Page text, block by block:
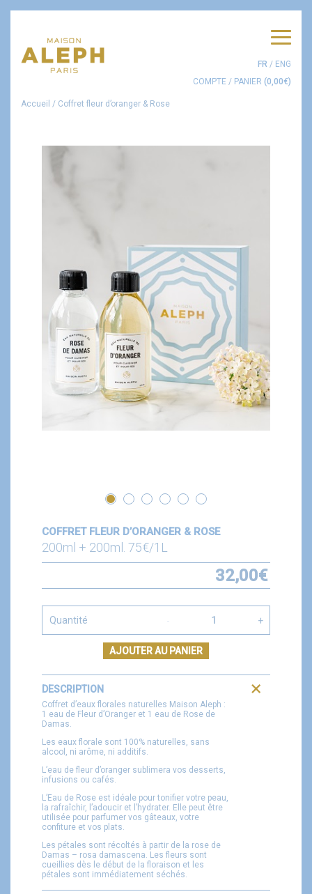
FR / ENG
COMPTE / PANIER (0,00€)
Accueil / Coffret fleur d’oranger & Rose
COFFRET FLEUR D’ORANGER & ROSE
200ml + 200ml. 75€/1L
32,00€
Quantité
AJOUTER AU PANIER
DESCRIPTION
Coffret d’eaux florales naturelles Maison Aleph :
1 eau de Fleur d’Oranger et 1 eau de Rose de
Damas.
Les eaux florale sont 100% naturelles, sans
alcool, ni arôme, ni additifs.
L’eau de fleur d’oranger sublimera vos desserts,
infusions ou cafés.
L’Eau de Rose est idéale pour tonifier votre peau,
la rafraîchir, l’adoucir et l’hydrater. Elle peut être
utilisée pour parfumer vos gâteaux, votre
confiture et vos plats.
Les pétales sont récoltés à partir de la rose de
Damas – rosa damascena. Les fleurs sont
cueillies dès le début de la floraison et les
pétales sont immédiatement séchés.